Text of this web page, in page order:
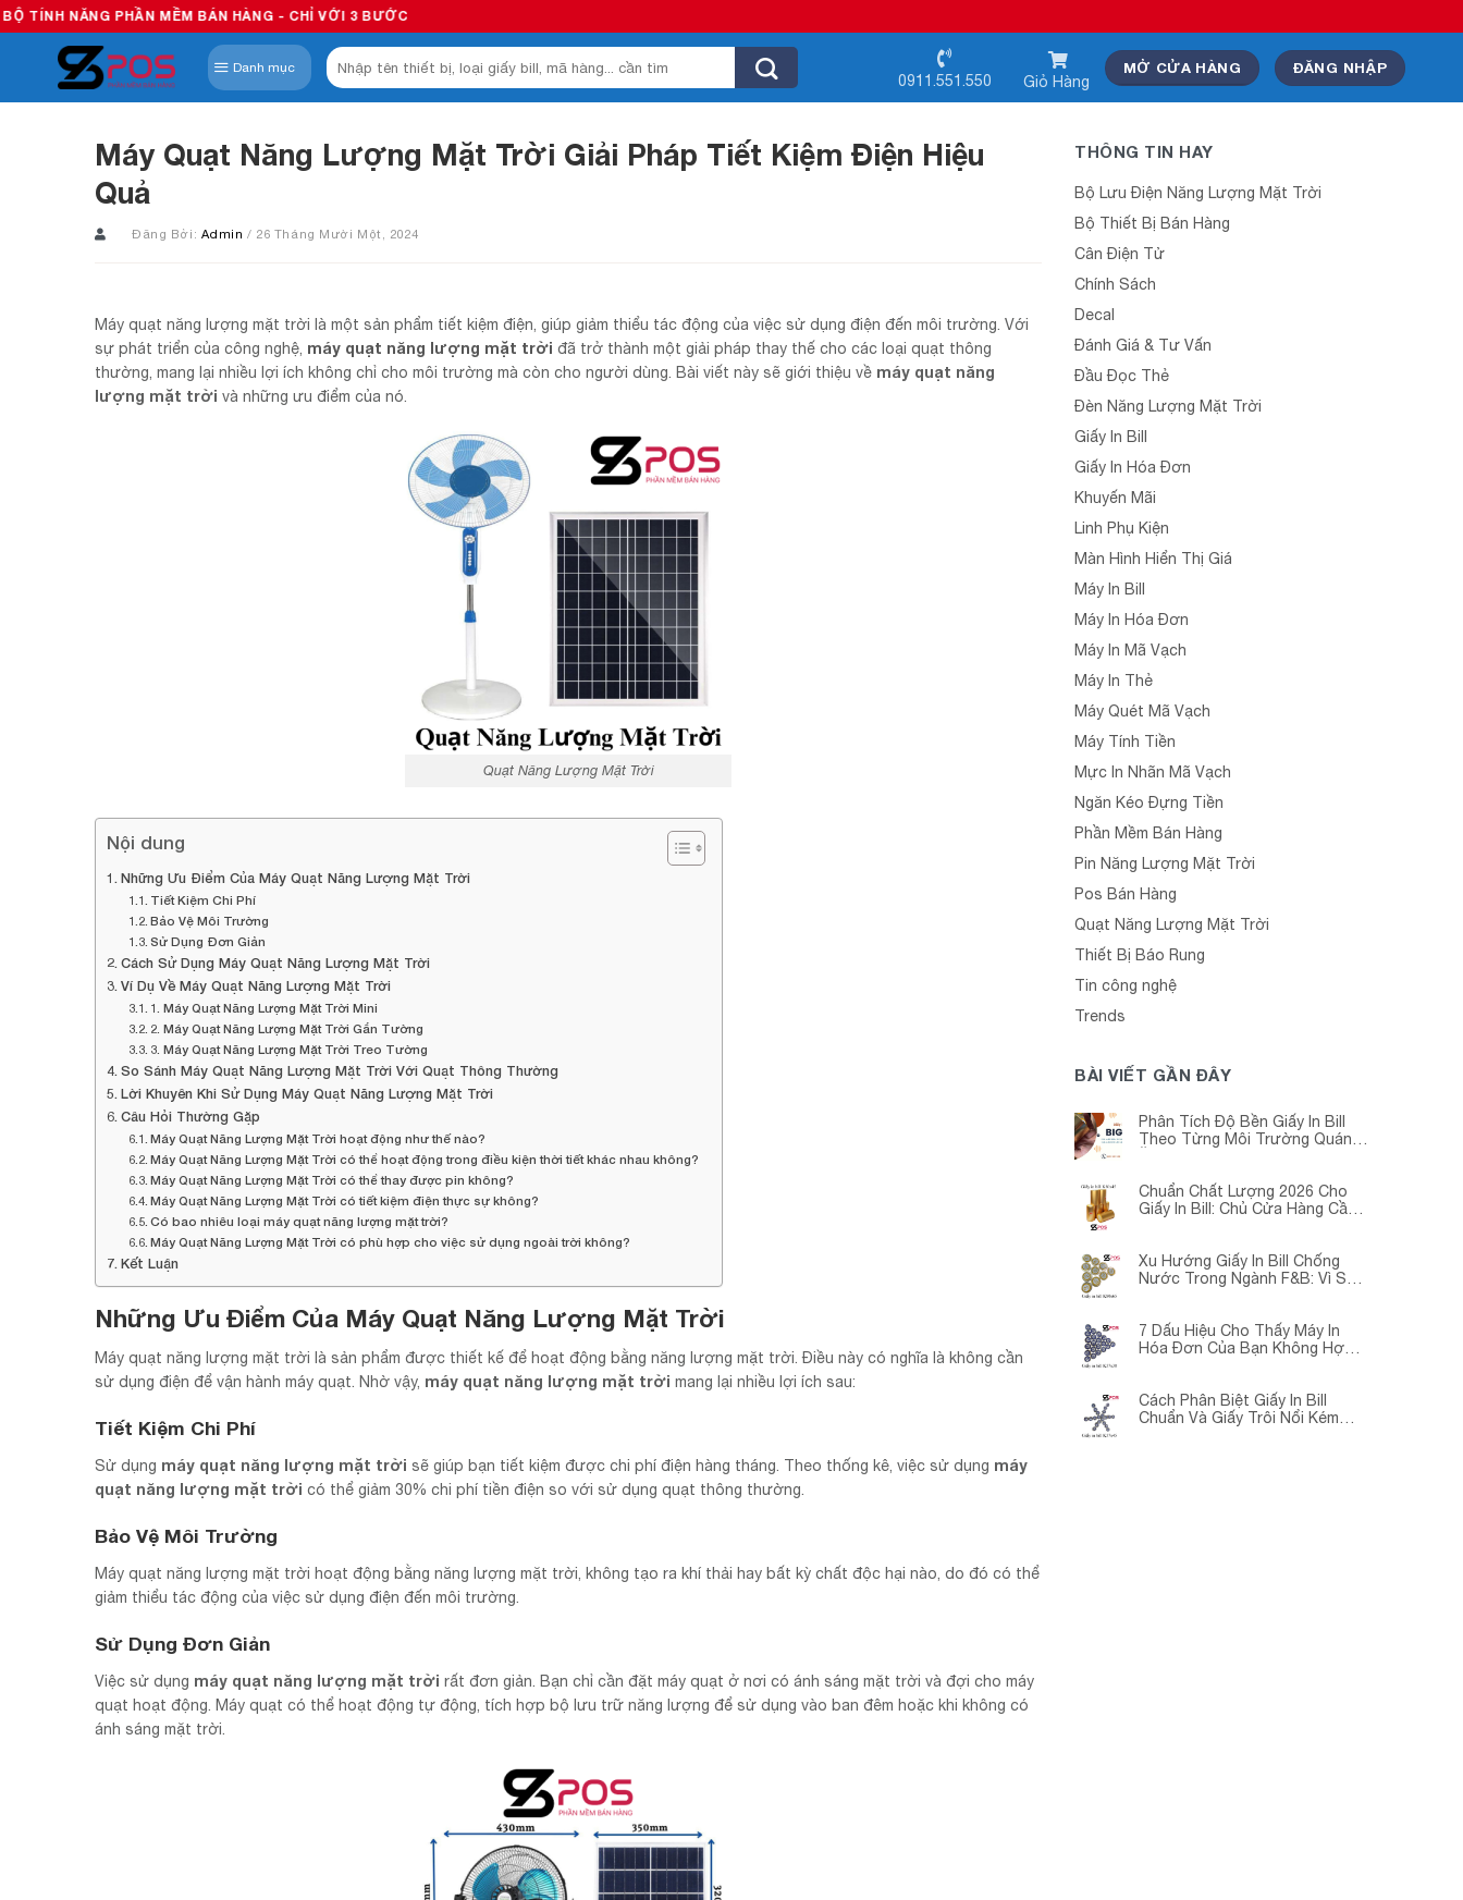
Skip
to
content
MỀM BÁN HÀNG - CHỈ VỚI 3 BƯỚC
Danh mục
Tìm
kiếm:
0911.551.550 Giỏ Hàng
MỞ CỬA HÀNG ĐĂNG NHẬP
Máy Quạt Năng Lượng Mặt Trời Giải Pháp Tiết Kiệm Điện Hiệu
Quả
Đăng Bởi: Admin / 26 Tháng Mười Một, 2024
Máy quạt năng lượng mặt trời là một sản phẩm tiết kiệm điện, giúp giảm thiểu tác động của việc sử dụng điện đến môi trường. Với
sự phát triển của công nghệ, máy quạt năng lượng mặt trời đã trở thành một giải pháp thay thế cho các loại quạt thông
thường, mang lại nhiều lợi ích không chỉ cho môi trường mà còn cho người dùng. Bài viết này sẽ giới thiệu về máy quạt năng
lượng mặt trời và những ưu điểm của nó.
Quạt Năng Lượng Mặt Trời
Nội dung
Những Ưu Điểm Của Máy Quạt Năng Lượng Mặt Trời
Tiết Kiệm Chi Phí
Bảo Vệ Môi Trường
Sử Dụng Đơn Giản
Cách Sử Dụng Máy Quạt Năng Lượng Mặt Trời
Ví Dụ Về Máy Quạt Năng Lượng Mặt Trời
1. Máy Quạt Năng Lượng Mặt Trời Mini
2. Máy Quạt Năng Lượng Mặt Trời Gắn Tường
3. Máy Quạt Năng Lượng Mặt Trời Treo Tường
So Sánh Máy Quạt Năng Lượng Mặt Trời Với Quạt Thông Thường
Lời Khuyên Khi Sử Dụng Máy Quạt Năng Lượng Mặt Trời
Câu Hỏi Thường Gặp
Máy Quạt Năng Lượng Mặt Trời hoạt động như thế nào?
Máy Quạt Năng Lượng Mặt Trời có thể hoạt động trong điều kiện thời tiết khác nhau không?
Máy Quạt Năng Lượng Mặt Trời có thể thay được pin không?
Máy Quạt Năng Lượng Mặt Trời có tiết kiệm điện thực sự không?
Có bao nhiêu loại máy quạt năng lượng mặt trời?
Máy Quạt Năng Lượng Mặt Trời có phù hợp cho việc sử dụng ngoài trời không?
Kết Luận
Những Ưu Điểm Của Máy Quạt Năng Lượng Mặt Trời
Máy quạt năng lượng mặt trời là sản phẩm được thiết kế để hoạt động bằng năng lượng mặt trời. Điều này có nghĩa là không cần
sử dụng điện để vận hành máy quạt. Nhờ vậy, máy quạt năng lượng mặt trời mang lại nhiều lợi ích sau:
Tiết Kiệm Chi Phí
Sử dụng máy quạt năng lượng mặt trời sẽ giúp bạn tiết kiệm được chi phí điện hàng tháng. Theo thống kê, việc sử dụng máy
quạt năng lượng mặt trời có thể giảm 30% chi phí tiền điện so với sử dụng quạt thông thường.
Bảo Vệ Môi Trường
Máy quạt năng lượng mặt trời hoạt động bằng năng lượng mặt trời, không tạo ra khí thải hay bất kỳ chất độc hại nào, do đó có thể
giảm thiểu tác động của việc sử dụng điện đến môi trường.
Sử Dụng Đơn Giản
Việc sử dụng máy quạt năng lượng mặt trời rất đơn giản. Bạn chỉ cần đặt máy quạt ở nơi có ánh sáng mặt trời và đợi cho máy
quạt hoạt động. Máy quạt có thể hoạt động tự động, tích hợp bộ lưu trữ năng lượng để sử dụng vào ban đêm hoặc khi không có
ánh sáng mặt trời.
THÔNG TIN HAY
Bộ Lưu Điện Năng Lượng Mặt Trời
Bộ Thiết Bị Bán Hàng
Cân Điện Tử
Chính Sách
Decal
Đánh Giá & Tư Vấn
Đầu Đọc Thẻ
Đèn Năng Lượng Mặt Trời
Giấy In Bill
Giấy In Hóa Đơn
Khuyến Mãi
Linh Phụ Kiện
Màn Hình Hiển Thị Giá
Máy In Bill
Máy In Hóa Đơn
Máy In Mã Vạch
Máy In Thẻ
Máy Quét Mã Vạch
Máy Tính Tiền
Mực In Nhãn Mã Vạch
Ngăn Kéo Đựng Tiền
Phần Mềm Bán Hàng
Pin Năng Lượng Mặt Trời
Pos Bán Hàng
Quạt Năng Lượng Mặt Trời
Thiết Bị Báo Rung
Tin công nghệ
Trends
BÀI VIẾT GẦN ĐÂY
Phân Tích Độ Bền Giấy In Bill
Theo Từng Môi Trường Quán
Chuẩn Chất Lượng 2026 Cho
Giấy In Bill: Chủ Cửa Hàng Cần
Xu Hướng Giấy In Bill Chống
Nước Trong Ngành F&B: Vì Sao
7 Dấu Hiệu Cho Thấy Máy In
Hóa Đơn Của Bạn Không Hợp
Cách Phân Biệt Giấy In Bill
Chuẩn Và Giấy Trôi Nổi Kém